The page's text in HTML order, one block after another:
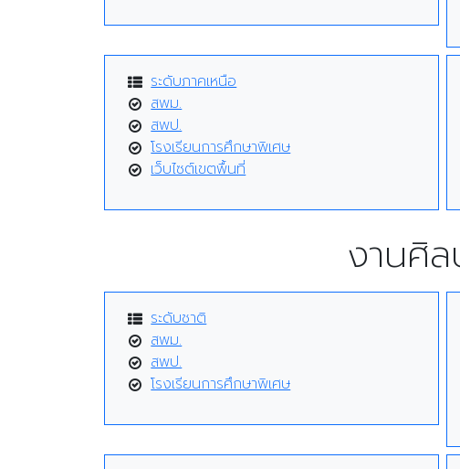
ระดับภาคเหนือ
สพม.
สพป.
โรงเรียนการศึกษาพิเศษ
เว็บไซต์เขตพื้นที่
งานศิ
ระดับชาติ
สพม.
สพป.
โรงเรียนการศึกษาพิเศษ